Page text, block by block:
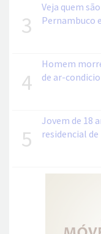
3
Veja quem
Pernambuco
4
Homem
de ar-
5
Jovem de 18
residencial